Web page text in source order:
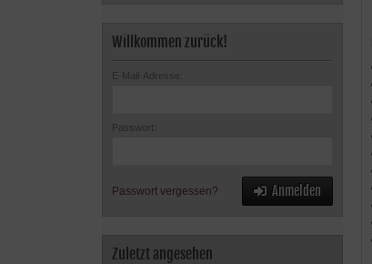
Willkommen zurück!
E-Mail-Adresse:
Passwort:
Passwort vergessen? Anmelden
Zuletzt angesehen